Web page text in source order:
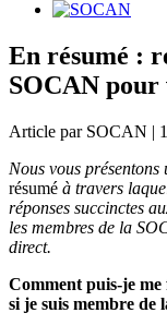
En résumé :
SOCAN pour
Article par SOCAN |
Nous vous
résumé à travers
réponses succinctes
les membres de la
direct.
Comment puis-je
si je suis membre de